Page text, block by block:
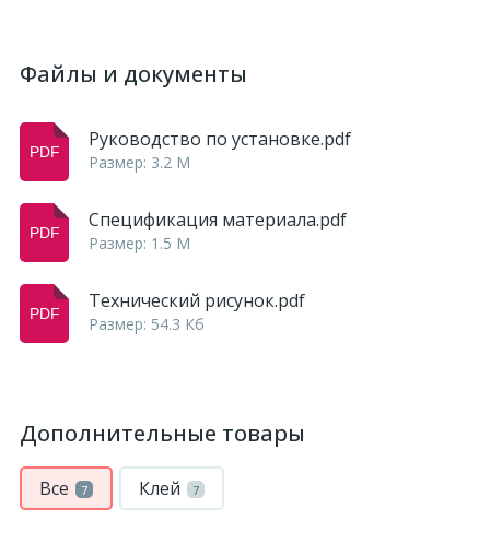
Файлы и документы
Руководство по установке.pdf
Размер: 3.2 M
Спецификация материала.pdf
Размер: 1.5 M
Технический рисунок.pdf
Размер: 54.3 Кб
Дополнительные товары
Все 7 Клей 7